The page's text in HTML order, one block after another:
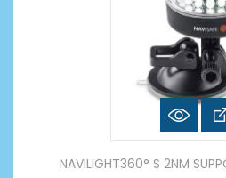
NAVILIGHT360° S 2NM